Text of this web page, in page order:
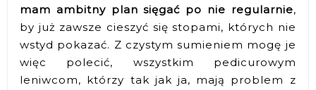
mam ambitny plan sięgać po nie regularnie,
by już zawsze cieszyć się stopami, których nie
wstyd pokazać. Z czystym sumieniem mogę je
więc polecić, wszystkim pedicurowym
leniwcom, którzy tak jak ja, mają problem z